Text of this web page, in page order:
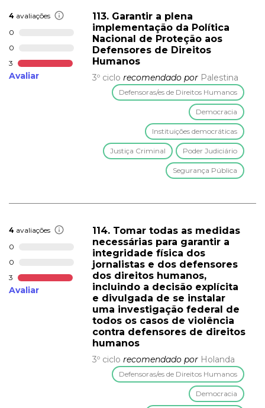
4 avaliações
0
0
3
Avaliar
113. Garantir a plena
implementação da Política
Nacional de Proteção aos
Defensores de Direitos
Humanos
3º ciclo recomendado por Palestina
Defensoras/es de Direitos Humanos
Democracia
Instituições democráticas
Justiça Criminal Poder Judiciário
Segurança Pública
4 avaliações
0
0
3
Avaliar
114. Tomar todas as medidas
necessárias para garantir a
integridade física dos
jornalistas e dos defensores
dos direitos humanos,
incluindo a decisão explícita
e divulgada de se instalar
uma investigação federal de
todos os casos de violência
contra defensores de direitos
humanos
3º ciclo recomendado por Holanda
Defensoras/es de Direitos Humanos
Democracia